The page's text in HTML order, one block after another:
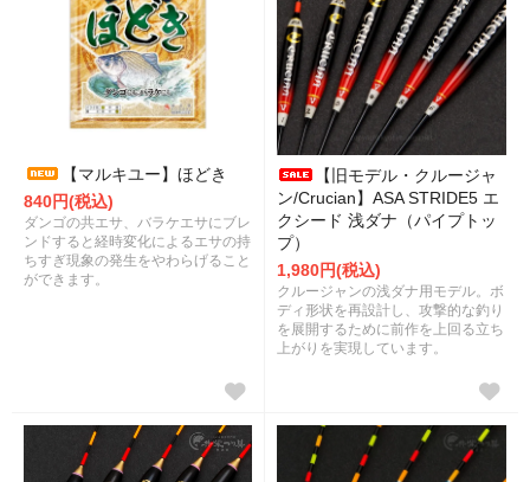
【マルキユー】ほどき
840円(税込)
ダンゴの共エサ、バラケエサにブレ
ンドすると経時変化によるエサの持
ちすぎ現象の発生をやわらげること
ができます。
【旧モデル・クルージャ
ン/Crucian】ASA STRIDE5 エ
クシード 浅ダナ（パイプトッ
プ）
1,980円(税込)
クルージャンの浅ダナ用モデル。ボ
ディ形状を再設計し、攻撃的な釣り
を展開するために前作を上回る立ち
上がりを実現しています。